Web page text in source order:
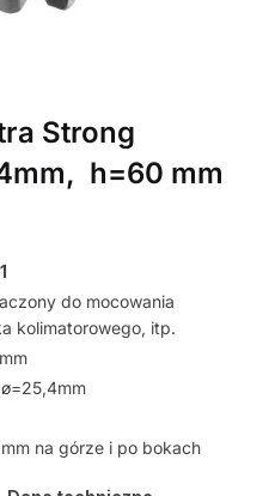
Strong
h=60 mm
do mocowania
kolimatorowego, itp.
na górze i po bokach